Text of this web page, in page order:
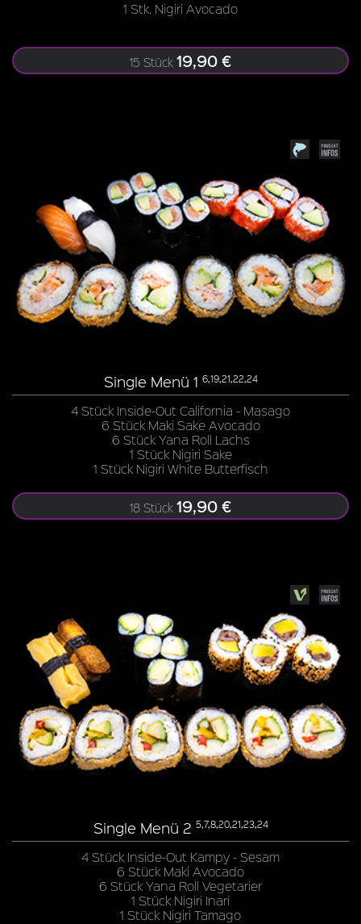
1 Stk. Nigiri Avocado
15 Stück 19,90 €
Single Menü 1 6,19,21,22,24
4 Stück Inside-Out California - Masago
6 Stück Maki Sake Avocado
6 Stück Yana Roll Lachs
1 Stück Nigiri Sake
1 Stück Nigiri White Butterfisch
18 Stück 19,90 €
Single Menü 2 5,7,8,20,21,23,24
4 Stück Inside-Out Kampy - Sesam
6 Stück Maki Avocado
6 Stück Yana Roll Vegetarier
1 Stück Nigiri Inari
1 Stück Nigiri Tamago